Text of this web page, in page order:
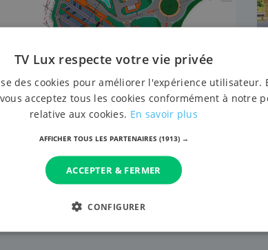
7 août 2026 à 15:50
Arlon : début des travaux pour un
rond-point et un parking à la sortie
TV Lux respecte votre vie privée
des cookies pour améliorer l'expérience utilisateur.
acceptez tous les cookies conformément à notre
relative aux cookies. En savoir plus
AFFICHER TOUS LES PARTENAIRES (1913) →
ACCEPTER & FERMER
CONFIGURER